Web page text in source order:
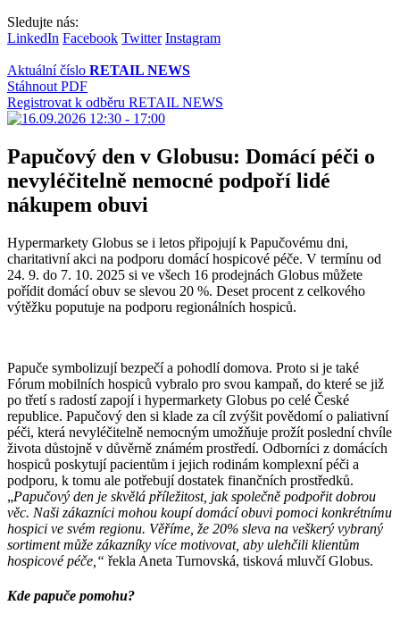
Sledujte nás:
LinkedIn Facebook Twitter Instagram
Aktuální číslo RETAIL NEWS
Stáhnout PDF
Registrovat k odběru RETAIL NEWS
Papučový den v Globusu: Domácí péči o
nevyléčitelně nemocné podpoří lidé
nákupem obuvi
Hypermarkety Globus se i letos připojují k Papučovému dni,
charitativní akci na podporu domácí hospicové péče. V termínu od
24. 9. do 7. 10. 2025 si ve všech 16 prodejnách Globus můžete
pořídit domácí obuv se slevou 20 %. Deset procent z celkového
výtěžku poputuje na podporu regionálních hospiců.
Papuče symbolizují bezpečí a pohodlí domova. Proto si je také
Fórum mobilních hospiců vybralo pro svou kampaň, do které se již
po třetí s radostí zapojí i hypermarkety Globus po celé České
republice. Papučový den si klade za cíl zvýšit povědomí o paliativní
péči, která nevyléčitelně nemocným umožňuje prožít poslední chvíle
života důstojně v důvěrně známém prostředí. Odborníci z domácích
hospiců poskytují pacientům i jejich rodinám komplexní péči a
podporu, k tomu ale potřebují dostatek finančních prostředků.
„Papučový den je skvělá příležitost, jak společně podpořit dobrou
věc. Naši zákazníci mohou koupí domácí obuvi pomoci konkrétnímu
hospici ve svém regionu. Věříme, že 20% sleva na veškerý vybraný
sortimentmůže zákazníky více motivovat, aby ulehčili klientům
hospicové péče,“ řekla Aneta Turnovská, tisková mluvčí Globus.
Kde papuče pomohu?